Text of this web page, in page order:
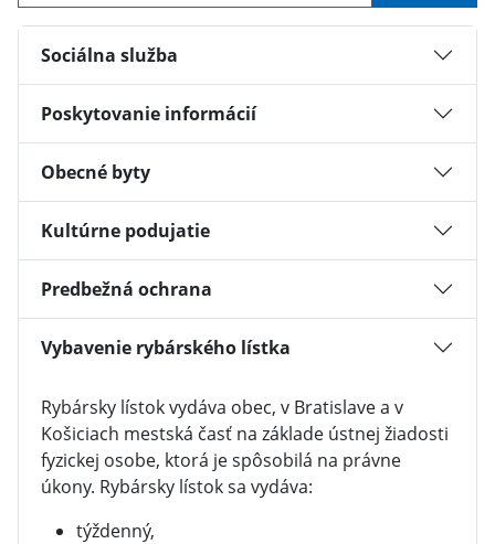
Sociálna služba
Poskytovanie informácií
Obecné byty
Kultúrne podujatie
Predbežná ochrana
Vybavenie rybárského lístka
Rybársky lístok vydáva obec, v Bratislave a v
Košiciach mestská časť na základe ústnej žiadosti
fyzickej osobe, ktorá je spôsobilá na právne
úkony. Rybársky lístok sa vydáva:
týždenný,